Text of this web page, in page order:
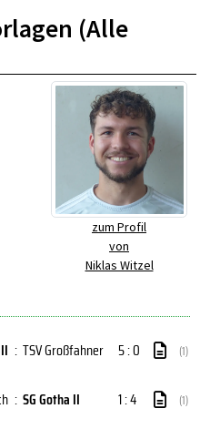
(Alle
zum Profil
von
Niklas Witzel
: TSV Großfahner 5 : 0 (1)
: SG Gotha II 1 : 4 (1)